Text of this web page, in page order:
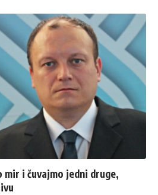
mir i čuvajmo jedni druge,